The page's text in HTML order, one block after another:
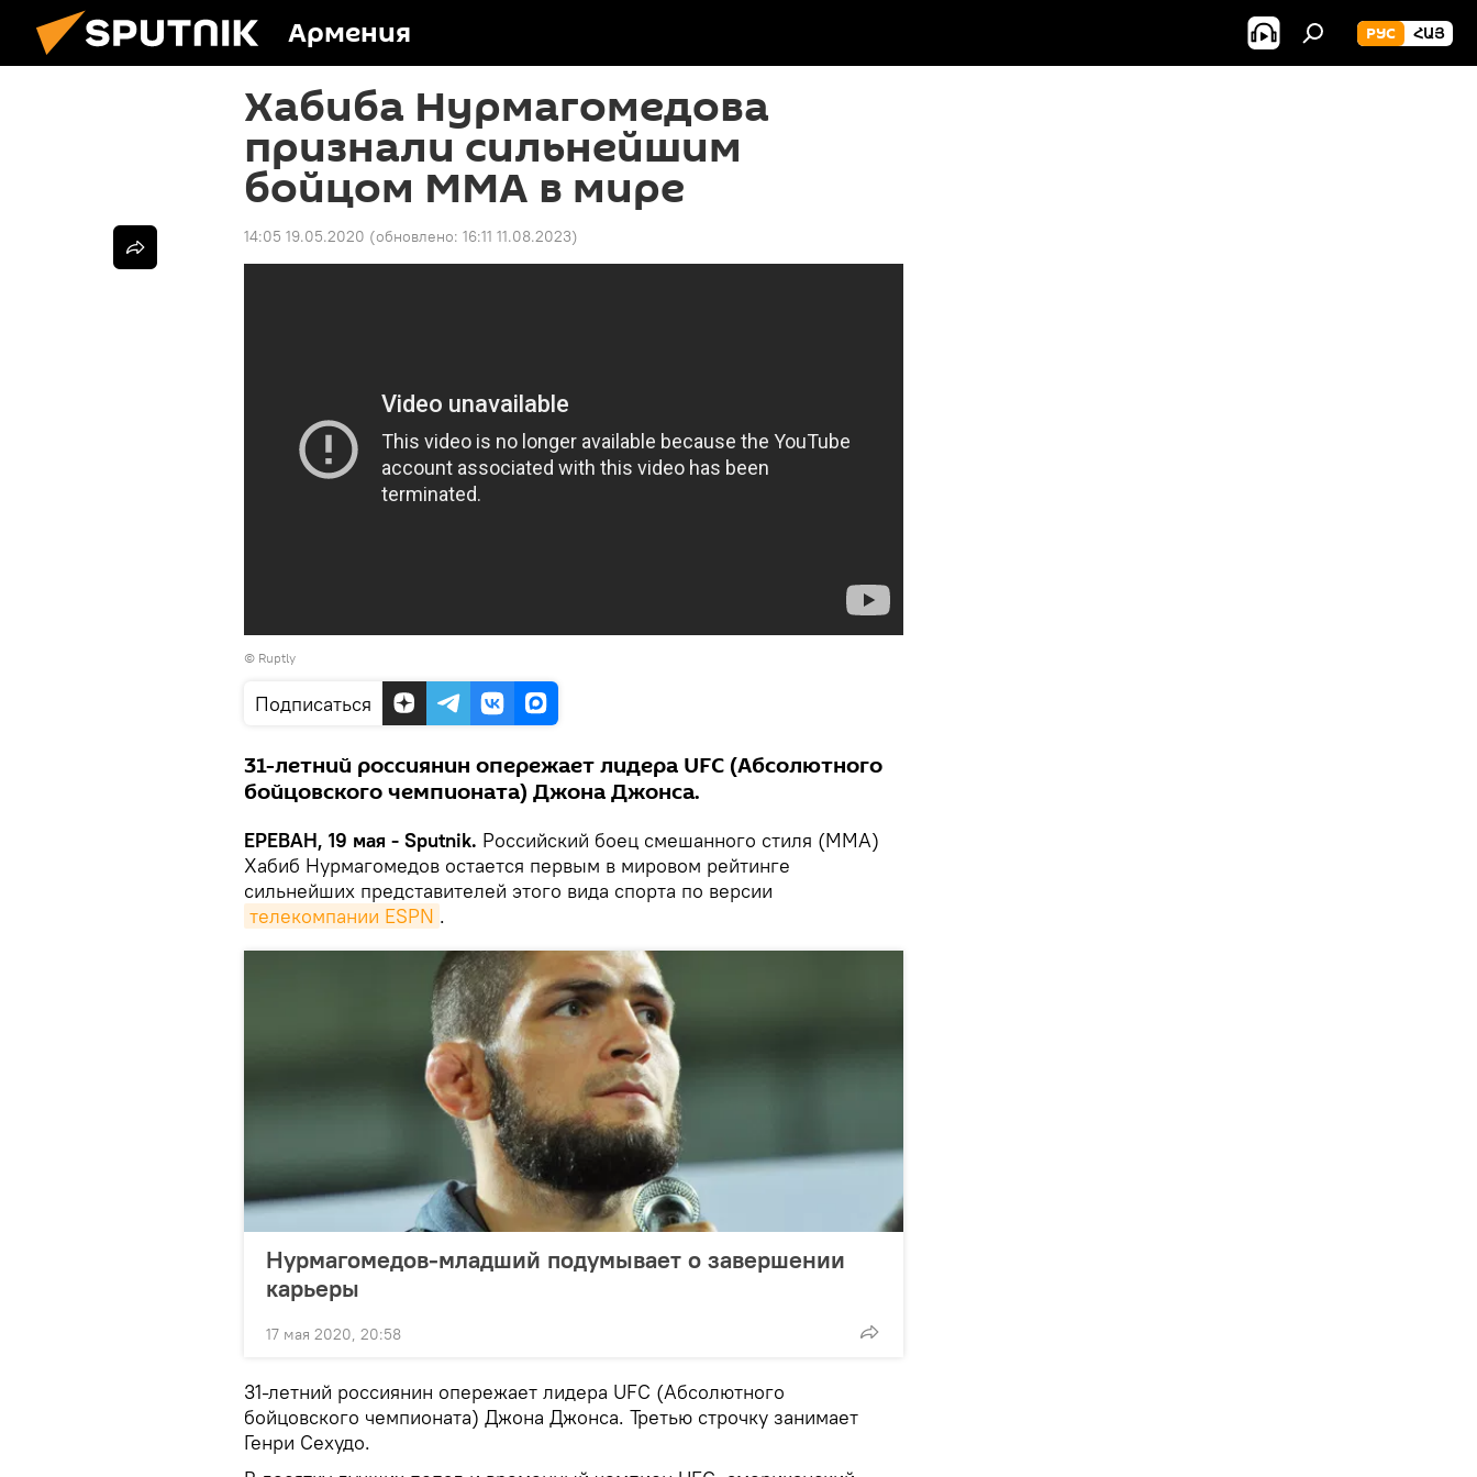
Армения РУС ՀԱՅ
Хабиба Нурмагомедова
признали сильнейшим
бойцом ММА в мире
14:05 19.05.2020 (обновлено: 16:11 11.08.2023)
© Ruptly
Подписаться
31-летний россиянин опережает лидера UFC (Абсолютного
бойцовского чемпионата) Джона Джонса.
ЕРЕВАН, 19 мая - Sputnik. Российский боец смешанного стиля (MMA)
Хабиб Нурмагомедов остается первым в мировом рейтинге
сильнейших представителей этого вида спорта по версии
телекомпании ESPN .
Нурмагомедов-младший подумывает о завершении
карьеры
17 мая 2020, 20:58
31-летний россиянин опережает лидера UFC (Абсолютного
бойцовского чемпионата) Джона Джонса. Третью строчку занимает
Генри Сехудо.